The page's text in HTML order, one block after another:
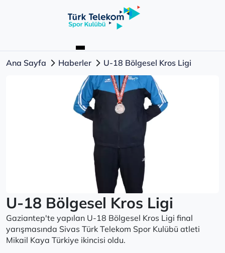
Ana Sayfa Haberler U-18 Bölgesel Kros Ligi
U-18 Bölgesel Kros Ligi
Gaziantep'te yapılan U-18 Bölgesel Kros Ligi final
yarışmasında Sivas Türk Telekom Spor Kulübü atleti
Mikail Kaya Türkiye ikincisi oldu.